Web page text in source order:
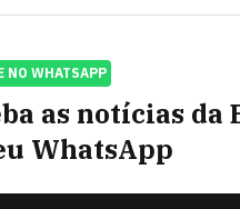
NO WHATSAPP
as notícias da
WhatsApp